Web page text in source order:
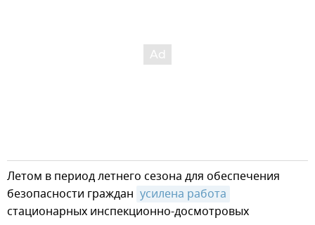
Летом в период летнего сезона для обеспечения
безопасности граждан усилена работа
стационарных инспекционно-досмотровых